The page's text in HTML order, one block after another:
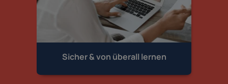
Sicher & von überall lernen